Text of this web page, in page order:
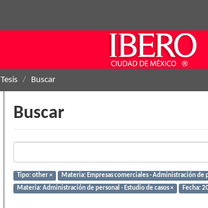
Tesis Buscar
Buscar
Tipo: other × Materia: Empresas comerciales - Administración de
Materia: Administración de personal - Estudio de casos ×
Fecha: